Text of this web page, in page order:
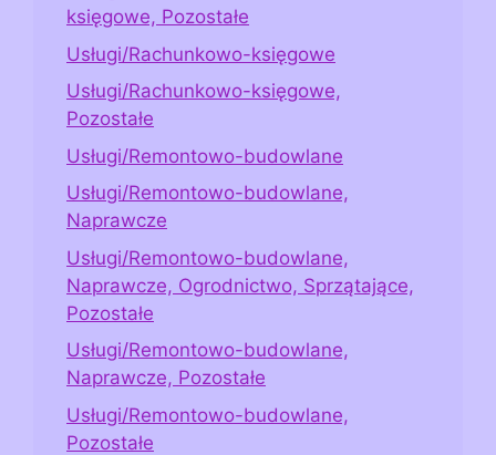
księgowe, Pozostałe
Usługi/Rachunkowo-księgowe
Usługi/Rachunkowo-księgowe,
Pozostałe
Usługi/Remontowo-budowlane
Usługi/Remontowo-budowlane,
Naprawcze
Usługi/Remontowo-budowlane,
Naprawcze, Ogrodnictwo, Sprzątające,
Pozostałe
Usługi/Remontowo-budowlane,
Naprawcze, Pozostałe
Usługi/Remontowo-budowlane,
Pozostałe